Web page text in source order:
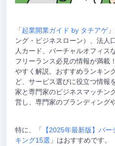
「起業開業ガイド by タチアゲ
ング・ビジネスローン）、法人
人カード、バーチャルオフィス
フリーランス必見の情報が満載
やすく解説。おすすめランキン
ど、サービス選びに役立つ情報
家と専門家のビジネスマッチン
営し、専門家のブランディング
特に、「 【2025年最新版】バ
キング15選 」はおすすめです。